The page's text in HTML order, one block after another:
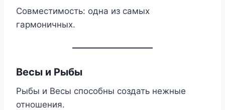
Совместимость: одна из самых
гармоничных.
Весы и Рыбы
Рыбы и Весы способны создать нежные
отношения.